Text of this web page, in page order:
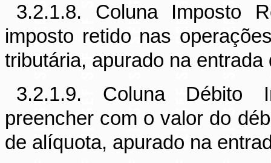
3.2.1.8. Coluna Imposto
imposto retido nas
tributária, apurado na
3.2.1.9. Coluna Débito
preencher com o valor do
de alíquota, apurado na